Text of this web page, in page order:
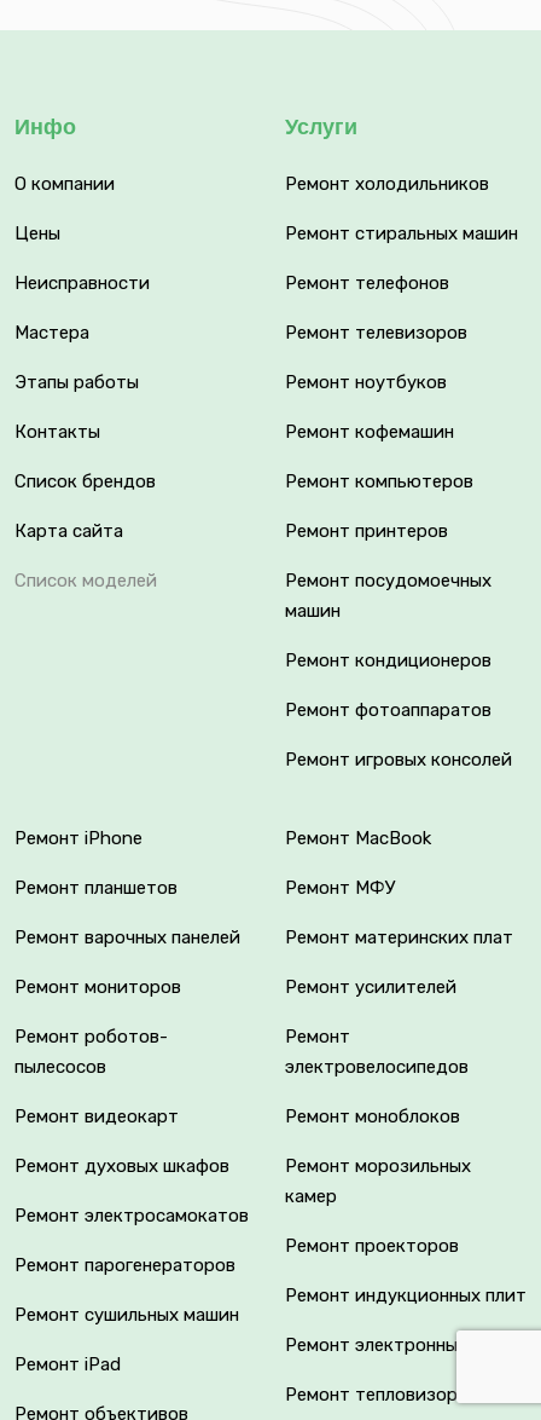
Инфо
О компании
Цены
Неисправности
Мастера
Этапы работы
Контакты
Список брендов
Карта сайта
Список моделей
Услуги
Ремонт холодильников
Ремонт стиральных машин
Ремонт телефонов
Ремонт телевизоров
Ремонт ноутбуков
Ремонт кофемашин
Ремонт компьютеров
Ремонт принтеров
Ремонт посудомоечных
машин
Ремонт кондиционеров
Ремонт фотоаппаратов
Ремонт игровых консолей
Ремонт iPhone
Ремонт планшетов
Ремонт варочных панелей
Ремонт мониторов
Ремонт роботов-
пылесосов
Ремонт видеокарт
Ремонт духовых шкафов
Ремонт электросамокатов
Ремонт парогенераторов
Ремонт сушильных машин
Ремонт iPad
Ремонт объективов
Ремонт MacBook
Ремонт МФУ
Ремонт материнских плат
Ремонт усилителей
Ремонт
электровелосипедов
Ремонт моноблоков
Ремонт морозильных
камер
Ремонт проекторов
Ремонт индукционных плит
Ремонт электронных книг
Ремонт тепловизоров